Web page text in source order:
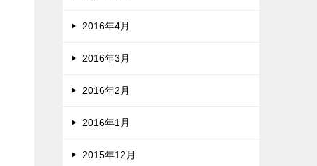
2016年4月
2016年3月
2016年2月
2016年1月
2015年12月